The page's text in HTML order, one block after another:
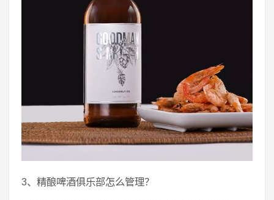
3、精酿啤酒俱乐部怎么管理？